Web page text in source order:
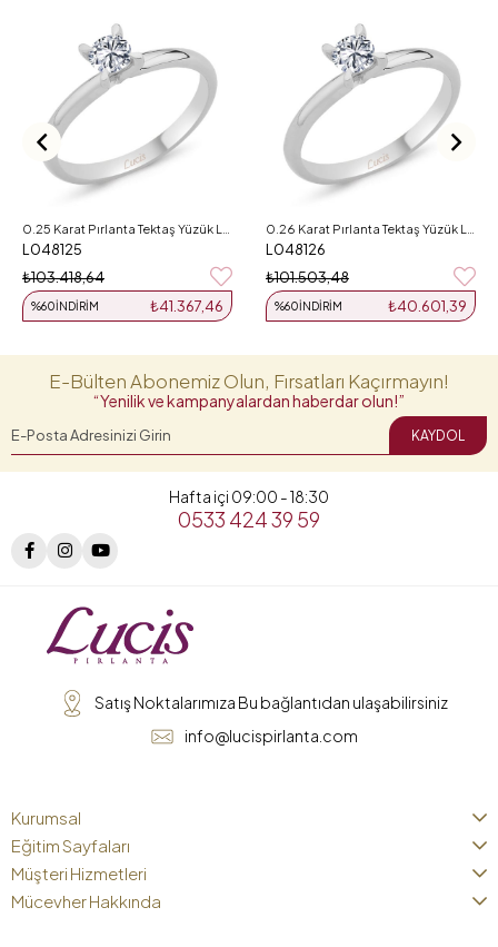
L048125
₺41.367,46
%60İNDIRIM
₺103.418,64
L048126
₺40.601,39
%60İNDIRIM
₺101.503,48
E-Bülten Abonemiz Olun, Fırsatları Kaçırmayın!
“Yenilik ve kampanyalardan haberdar olun!”
KAYDOL
Hafta içi 09:00 - 18:30
0533 424 39 59
Satış Noktalarımıza Bu bağlantıdan ulaşabilirsiniz
info@lucispirlanta.com
Kurumsal
Eğitim Sayfaları
Müşteri Hizmetleri
Mücevher Hakkında